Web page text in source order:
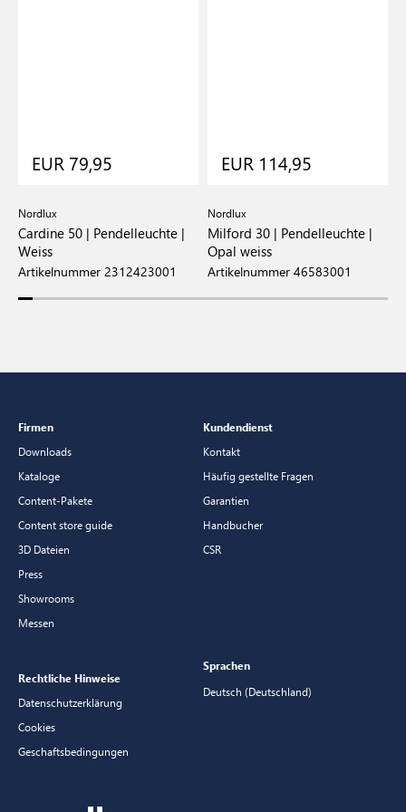
EUR 79,95
Nordlux
Cardine 50 | Pendelleuchte |
Weiss
Artikelnummer 2312423001
EUR 114,95
Nordlux
Milford 30 | Pendelleuchte |
Opal weiss
Artikelnummer 46583001
Firmen
Downloads
Kataloge
Content-Pakete
Content store guide
3D Dateien
Press
Showrooms
Messen
Kundendienst
Kontakt
Häufig gestellte Fragen
Garantien
Handbucher
CSR
Rechtliche Hinweise
Datenschutzerklärung
Cookies
Geschaftsbedingungen
Sprachen
Deutsch (Deutschland)